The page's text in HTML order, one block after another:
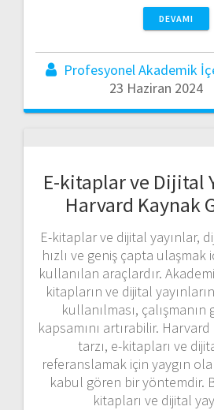
DEVAMI
Profesyonel Akademik
23 Haziran 2024
E-kitaplar ve Dijital
Harvard Kaynak
E-kitaplar ve dijital yayınlar,
hızlı ve geniş çapta ulaşmak
kullanılan araçlardır.
kitapların ve dijital
kullanılması,
kapsamını artırabilir.
tarzı, e-kitapları ve
referanslamak için yaygın
kabul gören bir yöntemdir.
kitapları ve dijital